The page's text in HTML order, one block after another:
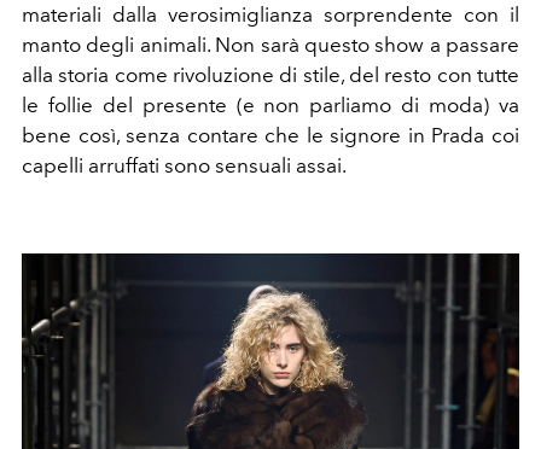
materiali dalla verosimiglianza sorprendente con il
manto degli animali. Non sarà questo show a passare
alla storia come rivoluzione di stile, del resto con tutte
le follie del presente (e non parliamo di moda) va
bene così, senza contare che le signore in Prada coi
capelli arruffati sono sensuali assai.